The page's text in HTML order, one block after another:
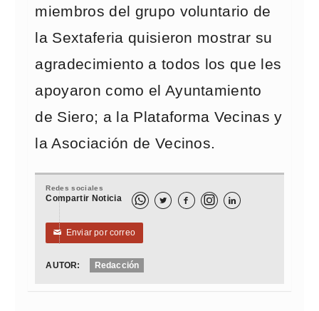
miembros del grupo voluntario de
la Sextaferia quisieron mostrar su
agradecimiento a todos los que les
apoyaron como el Ayuntamiento
de Siero; a la Plataforma Vecinas y
la Asociación de Vecinos.
Redes sociales
Compartir Noticia   
✉ Enviar por correo
AUTOR: Redacción